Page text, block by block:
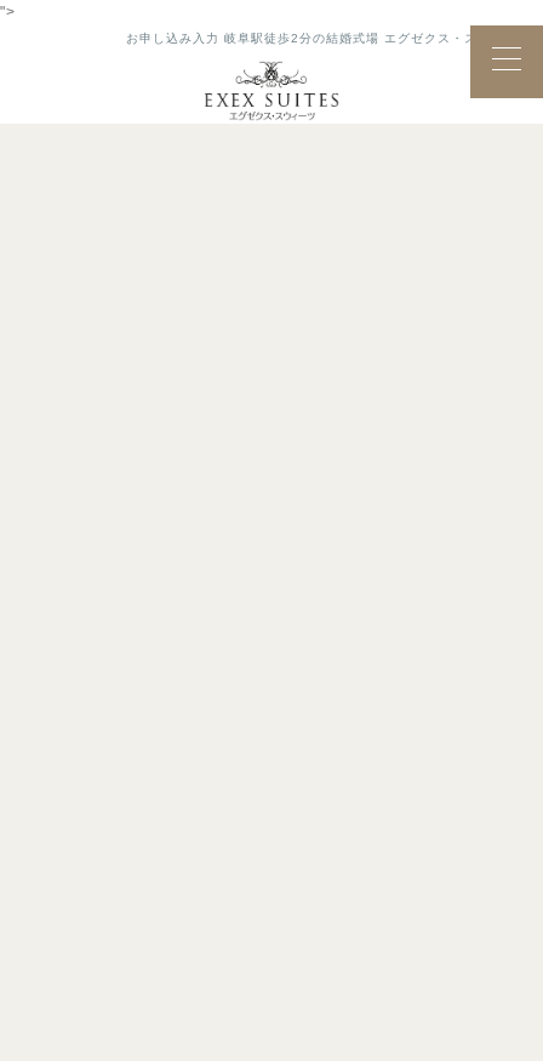
">
お申し込み入力 岐阜駅徒歩2分の結婚式場 エグゼクス・スウィーツ